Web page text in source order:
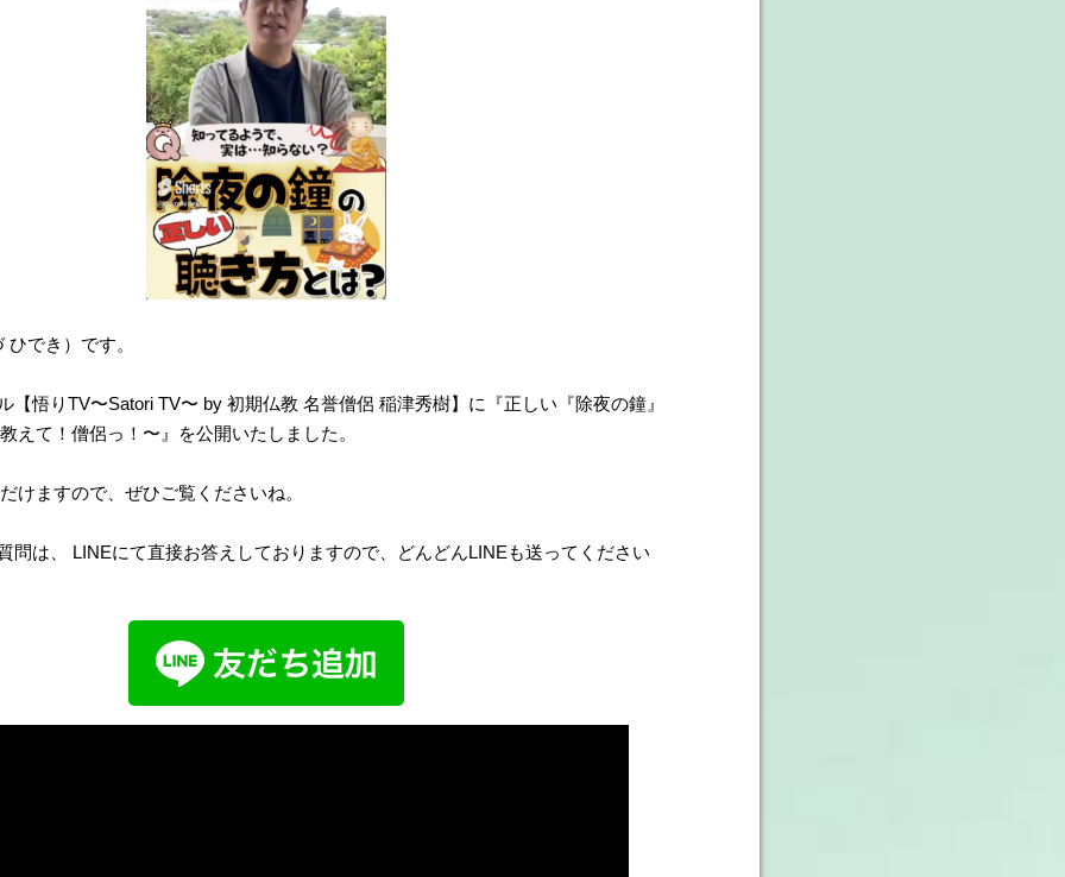
でき）です。
【悟りTV〜Satori TV〜 by 初期仏教 名誉僧侶 稲津秀樹】に『正しい『除夜の鐘』
て！僧侶っ！〜』を公開いたしました。
けますので、ぜひご覧くださいね。
問は、 LINEにて直接お答えしておりますので、どんどんLINEも送ってください